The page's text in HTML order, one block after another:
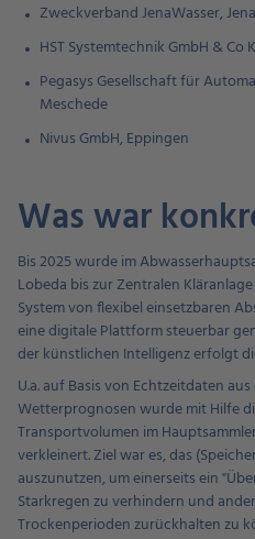
Zweckverband JenaWasser, Jena
HST Systemtechnik GmbH & Co
Pegasys Gesellschaft für
Meschede
Nivus GmbH, Eppingen
Was war
Bis 2025 wurde im
Lobeda bis zur Zentralen
System von flexibel einsetzbaren
eine digitale Plattform steuerbar
der künstlichen Intelligenz erfolgt
U.a. auf Basis von Echtzeitdaten
Wetterprognosen wurde mit Hilfe
Transportvolumen im
verkleinert. Ziel war es, das
auszunutzen, um einerseits ein
Starkregen zu verhindern und
Trockenperioden zurückhalten zu